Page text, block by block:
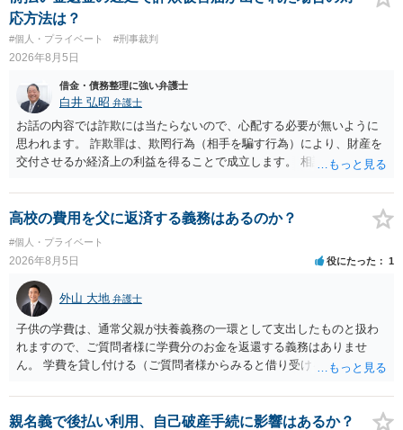
ことは可能でしょうか？ →一般的には難しいです。相談者さんも１０
０万円の被害を受けたとして、１円も払わないで和解したいと言われ
たら、 できるだけ重い刑罰を与えて欲しい、と思われるのではない
でしょうか。 ＞弁護士さんに入ってもらうことで支払額が下がること
はありますか？ そこはあり得ます、ただ、弁護士費用かけるならその
分賠償に回すことも考えられるので、 兼ね合いは考えてみましょう。
応方法は？
#個人・プライベート #刑事裁判
2026年8月5日
借金・債務整理に強い弁護士
白井 弘昭 弁護士
お話の内容では詐欺には当たらないので、心配する必要が無いように
思われます。 詐欺罪は、欺罔行為（相手を騙す行為）により、財産を
交付させるか経済上の利益を得ることで成立します。 相談者さんは、
ので、詐欺罪の実行行為性が無く罪に問うことはできません。 おそら
く、相手が真実を話せば警察も取り合わないと思いますが、虚偽の内
容を述べた場合は、捜査はあるかもしれません。 ただし、捜査におい
て、真実を説明すれば、「ちゃんと返しなさいよ」程度の注意で済む
ことだと思われます。 また、返せるお金が無いのであれば、返せない
のは致し方ありません。真摯に分割して支払うことを相手に告げてい
くのみでしょう。 以上、ご参考まで。
高校の費用を父に返済する義務はあるのか？
#個人・プライベート
2026年8月5日 役にたった 1
外山 大地 弁護士
子供の学費は、通常父親が扶養義務の一環として支出したものと扱わ
れますので、ご質問者様に学費分のお金を返還する義務はありませ
ん。 学費を貸し付ける（ご質問者様からみると借り受ける）といった
ょう。
親名義で後払い利用、自己破産手続に影響はあるか？